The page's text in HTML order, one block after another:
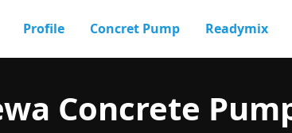
Profile Concret Pump Readymix
Concrete